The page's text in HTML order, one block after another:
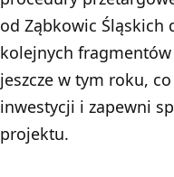
od Ząbkowic Śląskich
kolejnych fragmentów
jeszcze w tym roku,
inwestycji i zapewni
projektu.